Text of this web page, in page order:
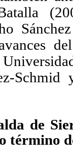
de
término